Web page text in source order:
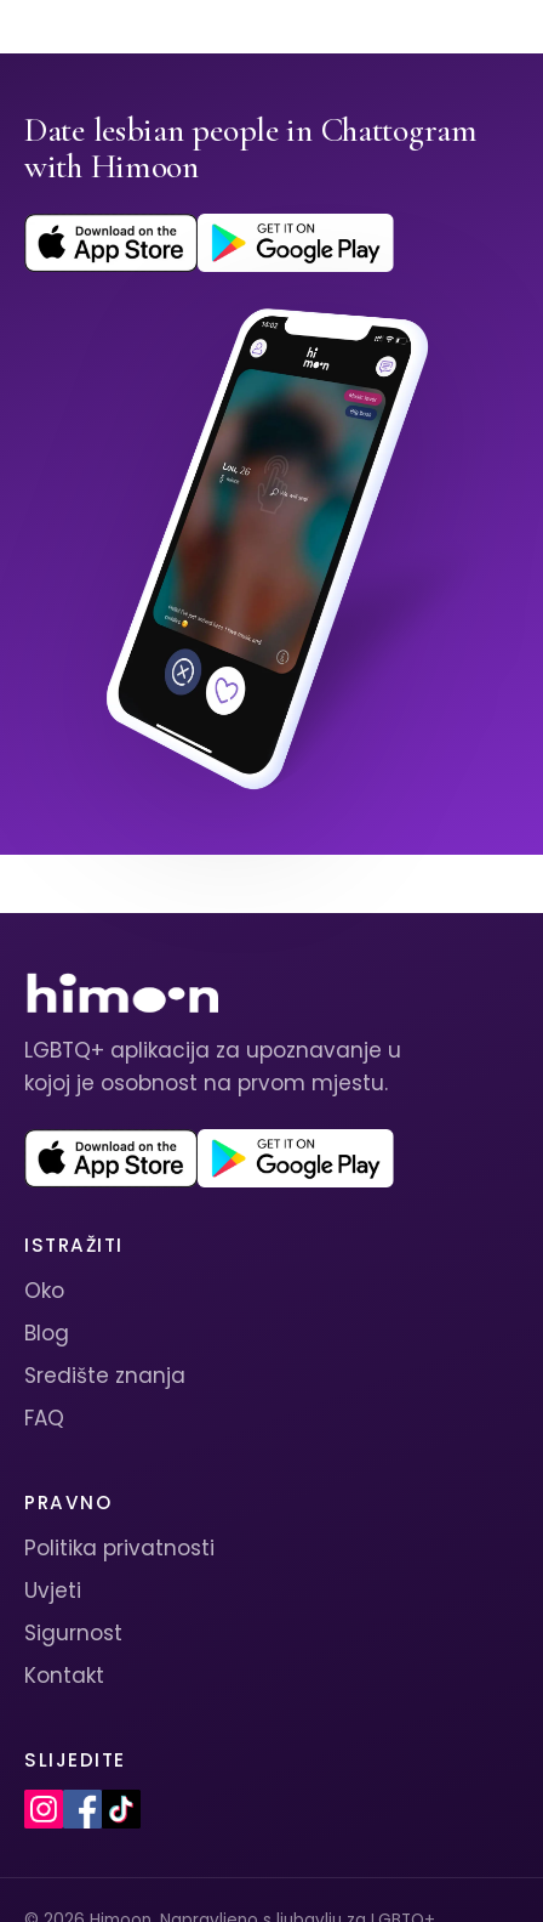
Date lesbian people in Chattogram
with Himoon
LGBTQ+ aplikacija za upoznavanje u
kojoj je osobnost na prvom mjestu.
ISTRAŽITI
Oko
Blog
Središte znanja
FAQ
PRAVNO
Politika privatnosti
Uvjeti
Sigurnost
Kontakt
SLIJEDITE